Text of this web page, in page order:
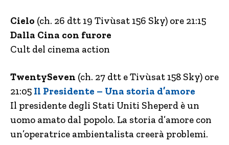
Cielo (ch. 26 dtt 19 Tivùsat 156 Sky) ore 21:15
Dalla Cina con furore
Cult del cinema action
TwentySeven (ch. 27 dtt e Tivùsat 158 Sky) ore
21:05 Il Presidente – Una storia d’amore
Il presidente degli Stati Uniti Sheperd è un
uomo amato dal popolo. La storia d’amore con
un’operatrice ambientalista creerà problemi.